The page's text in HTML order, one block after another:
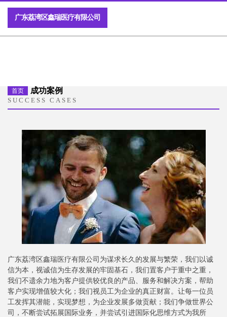
广东荔湾区鑫瑞医疗有限公司
首页 成功案例
SUCCESS CASES
广东荔湾区鑫瑞医疗有限公司为谋求长久的发展与繁荣，我们以诚
信为本，视诚信为生存发展的牢固基石，我们置客户于重中之重，
我们不遗余力地为客户提供较优良的产品、服务和解决方案，帮助
客户实现增值较大化；我们视员工为企业的真正财富。让每一位员
工发挥其潜能，实现梦想，为企业发展多做贡献；我们争做世界公
司，不断尝试拓展国际业务，并尝试引进国际化思维方式为我所